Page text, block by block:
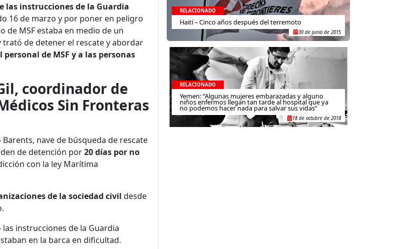
instrucciones de la Guardia
16 de marzo y por poner en peligro
de MSF estaba en medio de un
trató de detener el rescate y abordar
de MSF y a las personas
coordinador de
Sin Fronteras
nave de búsqueda de rescate
de detención por20 días por no
con la ley Marítima
de la sociedad civil desde
instrucciones de la Guardia
en la barca en dificultad.
RELACIONADO
Haití – Cinco años después del terremoto
30 de junio de 2015
RELACIONADO
Yemen: “Algunas mujeres embarazadas y alguno
niños enfermos llegan tan tarde al hospital que ya
no podemos hacer nada para salvar sus vidas”
18 de octubre de 2018